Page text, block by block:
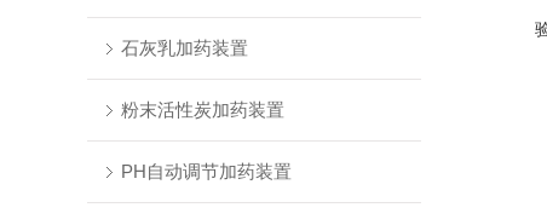
石灰乳加药装置
粉末活性炭加药装置
PH自动调节加药装置